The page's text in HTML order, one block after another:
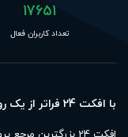
17651
تعداد کاربران فعال
با افکت 24 فراتر از یک رویا